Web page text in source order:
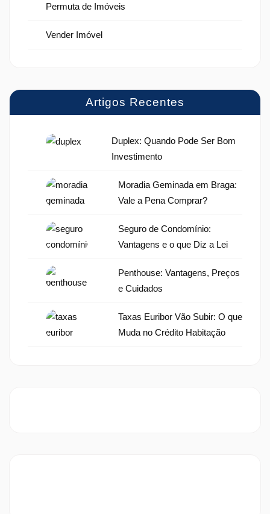
Permuta de Imóveis
Vender Imóvel
Artigos Recentes
Duplex: Quando Pode Ser Bom
Investimento
Moradia Geminada em Braga:
Vale a Pena Comprar?
Seguro de Condomínio:
Vantagens e o que Diz a Lei
Penthouse: Vantagens, Preços
e Cuidados
Taxas Euribor Vão Subir: O que
Muda no Crédito Habitação